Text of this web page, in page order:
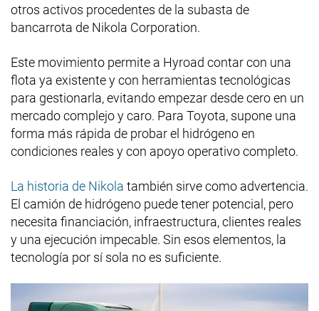
otros activos procedentes de la subasta de
bancarrota de Nikola Corporation.
Este movimiento permite a Hyroad contar con una
flota ya existente y con herramientas tecnológicas
para gestionarla, evitando empezar desde cero en un
mercado complejo y caro. Para Toyota, supone una
forma más rápida de probar el hidrógeno en
condiciones reales y con apoyo operativo completo.
La historia de Nikola también sirve como advertencia.
El camión de hidrógeno puede tener potencial, pero
necesita financiación, infraestructura, clientes reales
y una ejecución impecable. Sin esos elementos, la
tecnología por sí sola no es suficiente.